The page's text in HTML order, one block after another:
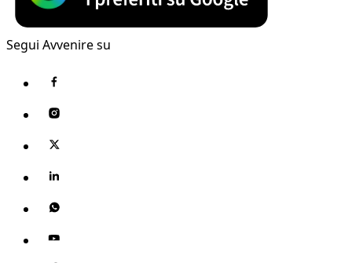
Segui Avvenire su